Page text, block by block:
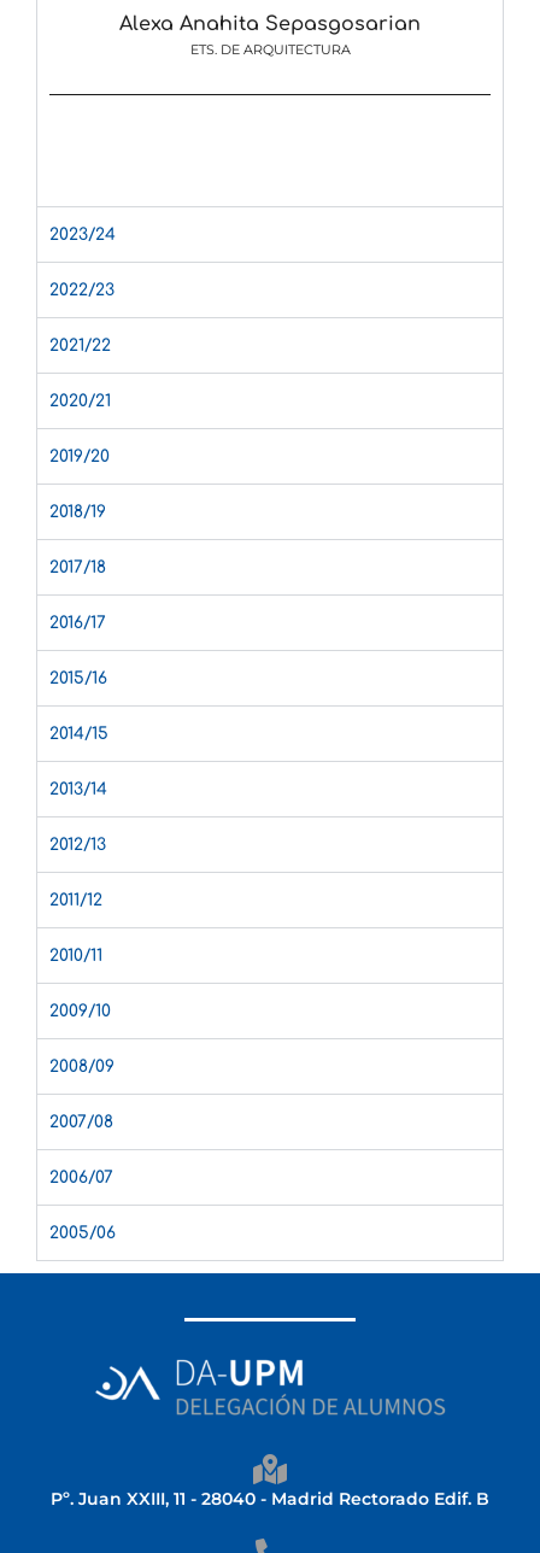
Alexa Anahita Sepasgosarian
ETS. DE ARQUITECTURA
2023/24
2022/23
2021/22
2020/21
2019/20
2018/19
2017/18
2016/17
2015/16
2014/15
2013/14
2012/13
2011/12
2010/11
2009/10
2008/09
2007/08
2006/07
2005/06
Pº. Juan XXIII, 11 - 28040 - Madrid Rectorado Edif. B